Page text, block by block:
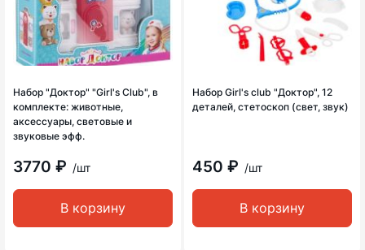
Набор "Доктор" "Girl's Club", в
комплекте: животные,
аксессуары, световые и
звуковые эфф.
3770 ₽ /шт
В корзину
Набор Girl's club "Доктор", 12
деталей, стетоскоп (свет, звук)
450 ₽ /шт
В корзину